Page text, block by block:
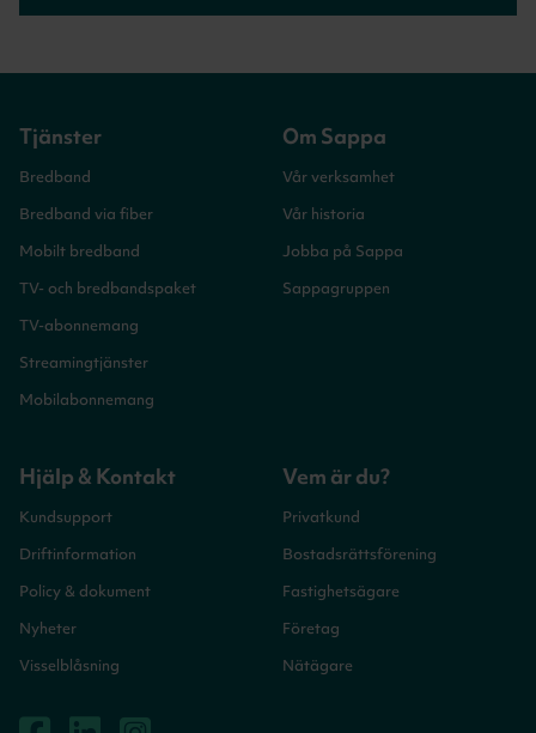
Tjänster
Bredband
Bredband via fiber
Mobilt bredband
TV- och bredbandspaket
TV-abonnemang
Streamingtjänster
Mobilabonnemang
Om Sappa
Vår verksamhet
Vår historia
Jobba på Sappa
Sappagruppen
Hjälp & Kontakt
Kundsupport
Driftinformation
Policy & dokument
Nyheter
Visselblåsning
Vem är du?
Privatkund
Bostadsrättsförening
Fastighetsägare
Företag
Nätägare